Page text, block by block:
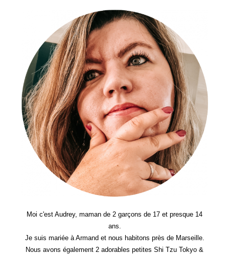
Quel
Âge
S’utilise-
T-
Il
?
Moi c'est Audrey, maman de 2 garçons de 17 et presque 14
ans.
Je suis mariée à Armand et nous habitons près de Marseille.
Nous avons également 2 adorables petites Shi Tzu Tokyo &